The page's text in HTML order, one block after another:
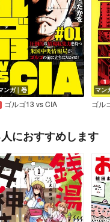
ンガ｜巻
ゴルゴ13 vs CIA
マン
ゴル
におすすめします